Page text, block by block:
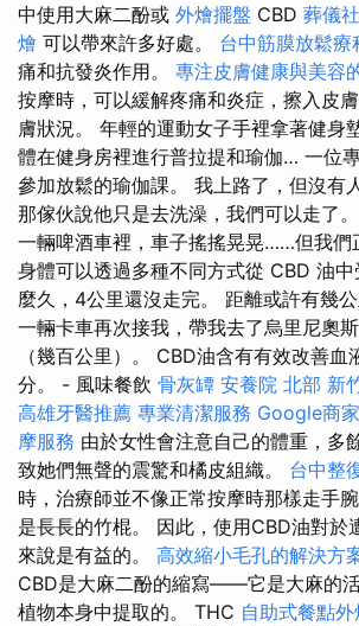
中使用大麻二酚或 外燴擺盤 CBD 葬儀社
燴 可以帶來許多好處。 台中筋膜放鬆療
痛和抗發炎作用。 專注皮膚健康與美容
按摩時，可以緩解疼痛和炎症，擦入皮
膚狀況。 年輕的運動女子手裡拿著健身
體在健身房裡進行普拉提和瑜伽… 一位
參加放鬆的瑜伽課。 我上路了，但沒有
那傢伙說他只是去洗澡，我們可以走了
一輛啤酒車裡，車子搖搖晃晃……但我們
身體可以透過多種不同方式從 CBD 油
麼久，4公里還沒走完。 距離或許有幾公
一輛卡車再次接我，帶我去了烏里尼奧斯
（幾百公里）。 CBD油含有有效改善血
分。 - 風味餐飲 骨灰罈 安養院 北部 新
高雄牙醫推薦 專業清潔服務 Google商
摩服務 由於女性會注意自己的體重，多
致她們無聲的震驚和橘皮組織。 台中整
時，治療師並不像正常按摩時那樣走手
是長長的竹棍。 因此，使用CBD油對於
來說是有益的。 高效縮小毛孔的解決方
CBD是大麻二酚的縮寫——它是大麻的
植物本身中提取的。 THC 自助式餐點外